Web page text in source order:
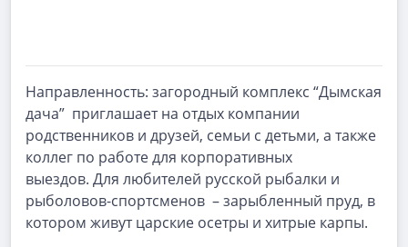
Направленность: загородный комплекс “Дымская
дача” приглашает на отдых компании
родственников и друзей, семьи с детьми, а также
коллег по работе для корпоративных
выездов. Для любителей русской рыбалки и
рыболовов-спортсменов – зарыбленный пруд, в
котором живут царские осетры и хитрые карпы.